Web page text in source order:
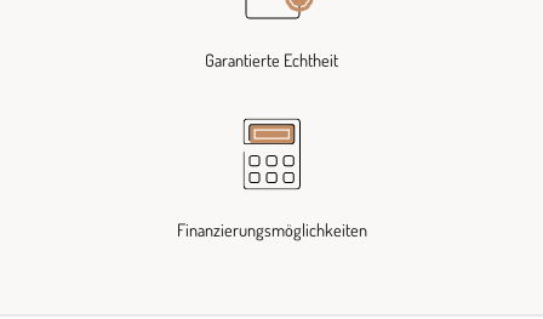
Garantierte Echtheit
Finanzierungsmöglichkeiten